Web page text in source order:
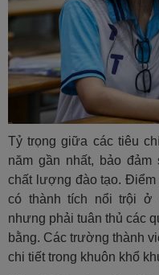
Tỷ trọng giữa các tiêu
năm gần nhất, bảo
chất lượng đào tạo.
có thành tích nổi trội ở
nhưng phải tuân thủ các
bằng. Các trường thành
chi tiết trong khuôn khổ